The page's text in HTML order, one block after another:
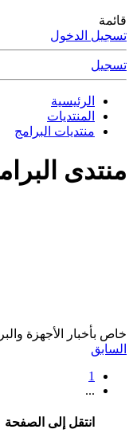
قائمة
تسجيل الدخول
تسجيل
الرئيسية
المنتديات
منتديات البرامج
منتدى
خاص بأخبار الأجهزة
السابق
1
...
انتقل إلى الصفحة